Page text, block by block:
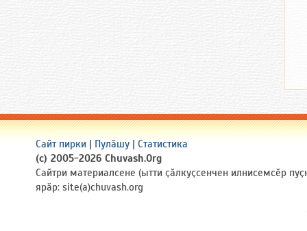
Сайт пирки | Пулӑшу | Статистика
(c) 2005-2026 Chuvash.Org
Сайтри материалсене (ытти ҫӑлкуҫсенчен илнисемсӗр
ярӑр: site(a)chuvash.org